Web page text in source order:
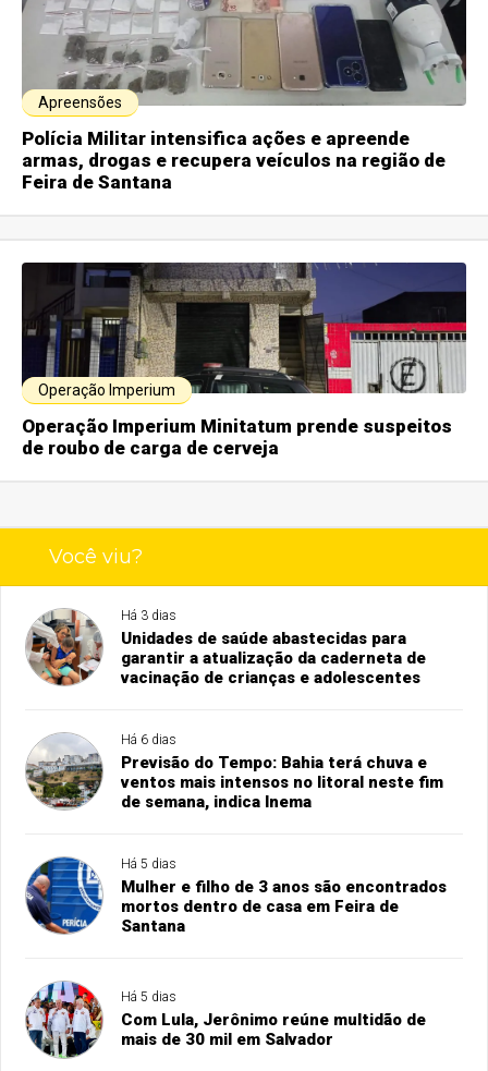
Apreensões
Polícia Militar intensifica ações e apreende
armas, drogas e recupera veículos na região de
Feira de Santana
Operação Imperium
Operação Imperium Minitatum prende suspeitos
de roubo de carga de cerveja
Você viu?
Há 3 dias
Unidades de saúde abastecidas para
garantir a atualização da caderneta de
vacinação de crianças e adolescentes
Há 6 dias
Previsão do Tempo: Bahia terá chuva e
ventos mais intensos no litoral neste fim
de semana, indica Inema
Há 5 dias
Mulher e filho de 3 anos são encontrados
mortos dentro de casa em Feira de
Santana
Há 5 dias
Com Lula, Jerônimo reúne multidão de
mais de 30 mil em Salvador